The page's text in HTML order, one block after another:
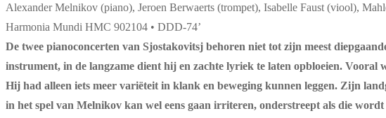
Alexander Melnikov (piano), Jeroen Berwaerts (trompet), Isabelle Faust (viool),
Harmonia Mundi HMC 902104 • DDD-74’
De twee pianoconcerten van Sjostakovitsj behoren niet tot zijn meest
instrument, in de langzame dient hij en zachte lyriek te laten opbloeien.
Hij had alleen iets meer variëteit in klank en beweging kunnen leggen. Zijn
in het spel van Melnikov kan wel eens gaan irriteren, onderstreept als die